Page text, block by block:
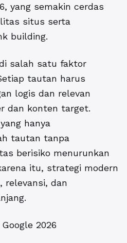
, yang semakin cerdas
situs serta
building.
salah satu faktor
tautan harus
logis dan relevan
dan konten target.
hanya
tautan tanpa
berisiko menurunkan
itu, strategi modern
relevansi, dan
2026